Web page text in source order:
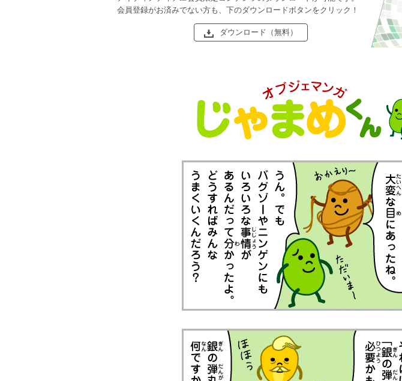
会員登録がお済みでない方も、下のダウンロードボタンをクリック！
ダウンロード（無料）